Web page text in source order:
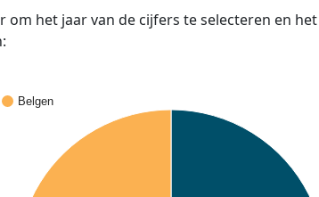
om het jaar van de cijfers te selecteren en
Belgen